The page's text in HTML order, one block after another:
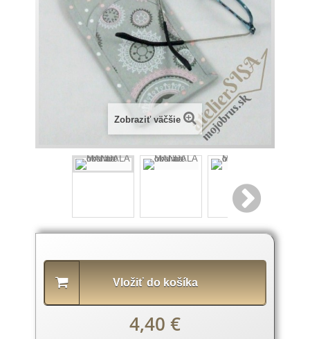
Zobraziť väčšie
Vložiť do košíka
4,40 €
produktu